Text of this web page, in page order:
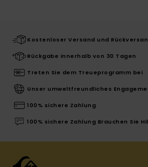
Kostenloser Versand und
Rückgabe innerhalb von 30 Tagen
Treten Sie dem Treueprogramm bei
Unser umweltfreundliches
100% sichere Zahlung
100% sichere Zahlung Brauchen Sie